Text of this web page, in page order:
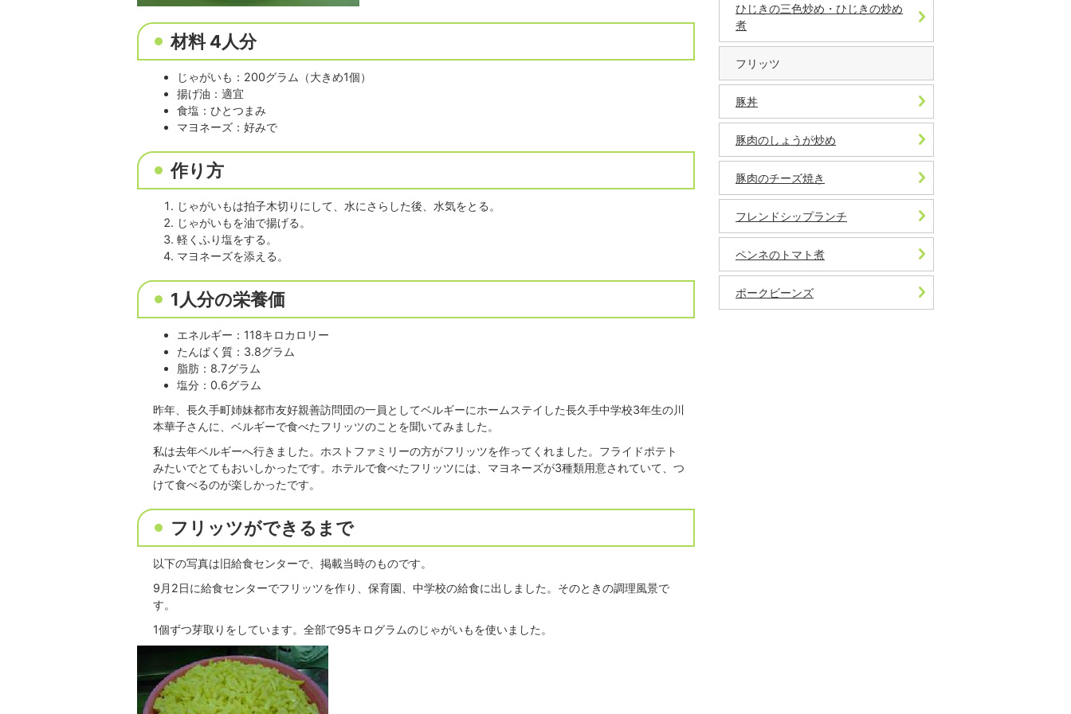
材料 4人分
じゃがいも：200グラム（大きめ1個）
揚げ油：適宜
食塩：ひとつまみ
マヨネーズ：好みで
作り方
じゃがいもは拍子木切りにして、水にさらした後、水気をとる。
じゃがいもを油で揚げる。
軽くふり塩をする。
マヨネーズを添える。
1人分の栄養価
エネルギー：118キロカロリー
たんぱく質：3.8グラム
脂肪：8.7グラム
塩分：0.6グラム
昨年、長久手町姉妹都市友好親善訪問団の一員としてベルギーにホームステイした長久手中学校3年生の川
本華子さんに、ベルギーで食べたフリッツのことを聞いてみました。
私は去年ベルギーへ行きました。ホストファミリーの方がフリッツを作ってくれました。フライドポテト
みたいでとてもおいしかったです。ホテルで食べたフリッツには、マヨネーズが3種類用意されていて、つ
けて食べるのが楽しかったです。
フリッツができるまで
以下の写真は旧給食センターで、掲載当時のものです。
9月2日に給食センターでフリッツを作り、保育園、中学校の給食に出しました。そのときの調理風景で
す。
1個ずつ芽取りをしています。全部で95キログラムのじゃがいもを使いました。
ひじきの三色炒め・ひじきの炒め
煮
フリッツ
豚丼
豚肉のしょうが炒め
豚肉のチーズ焼き
フレンドシップランチ
ペンネのトマト煮
ポークビーンズ